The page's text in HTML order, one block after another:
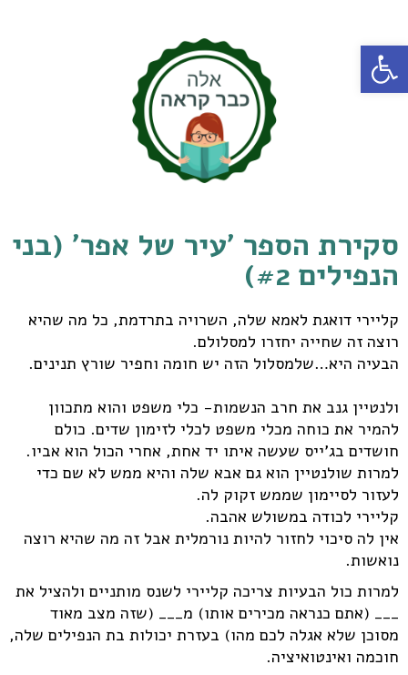
פתח סרגל נגישות
סקירת הספר 'עיר של אפר' (בני
הנפילים #2)
קליירי דואגת לאמא שלה, השרויה בתרדמת, כל מה שהיא
רוצה זה שחייה יחזרו למסלולם.
הבעיה היא…שלמסלול הזה יש חומה וחפיר שורץ תנינים.
ולנטיין גנב את חרב הנשמות- כלי משפט והוא מתכוון
להמיר את כוחה מכלי משפט לכלי לזימון שדים. כולם
חושדים בג'ייס שעשה איתו יד אחת, אחרי הכול הוא אביו.
למרות שולנטיין הוא גם אבא שלה והיא ממש לא שם כדי
לעזור לסיימון שממש זקוק לה.
קליירי לכודה במשולש אהבה.
אין לה סיכוי לחזור להיות נורמלית אבל זה מה שהיא רוצה
נואשות.
למרות כול הבעיות צריכה קליירי לשנס מותניים ולהציל את
___ (אתם כנראה מכירים אותו) מ___ (שזה מצב מאוד
מסוכן שלא אגלה לכם מהו) בעזרת יכולות בת הנפילים שלה,
חוכמה ואינטואיציה.